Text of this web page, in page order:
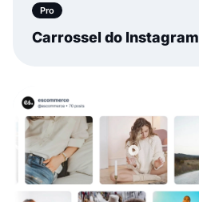
Pro
Carrossel do Instagram